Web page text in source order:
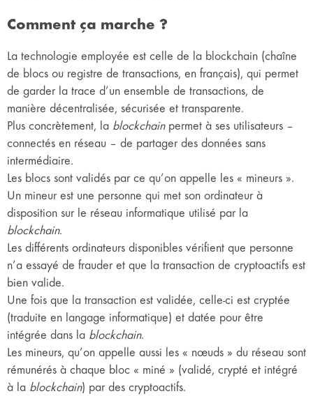
Comment ça marche ?
La technologie employée est celle de la blockchain (chaîne
de blocs ou registre de transactions, en français), qui permet
de garder la trace d’un ensemble de transactions, de
manière décentralisée, sécurisée et transparente.
Plus concrètement, la blockchainpermet à ses utilisateurs –
connectés en réseau – de partager des données sans
intermédiaire.
Les blocs sont validés par ce qu’on appelle les « mineurs ».
Un mineur est une personne qui met son ordinateur à
disposition sur le réseau informatique utilisé par la
blockchain.
Les différents ordinateurs disponibles vérifient que personne
n’a essayé de frauder et que la transaction de cryptoactifs est
bien valide.
Une fois que la transaction est validée, celle-ci est cryptée
(traduite en langage informatique) et datée pour être
intégrée dans la blockchain.
Les mineurs, qu’on appelle aussi les « nœuds » du réseau sont
rémunérés à chaque bloc « miné » (validé, crypté et intégré
à la blockchain) par des cryptoactifs.